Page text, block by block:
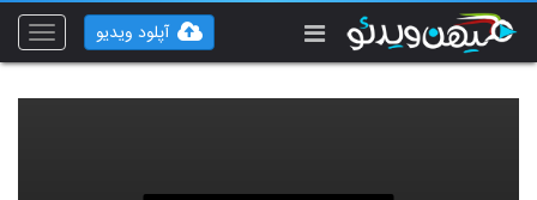
Toggle
آپلود ویدیو